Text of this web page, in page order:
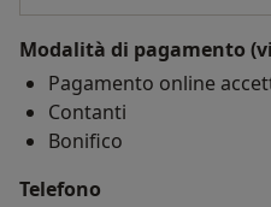
Modalità di pagamento
Pagamento online
Contanti
Bonifico
Telefono